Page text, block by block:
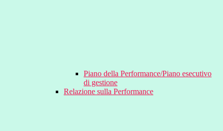
Piano della Performance/Piano esecutivo
di gestione
Relazione sulla Performance